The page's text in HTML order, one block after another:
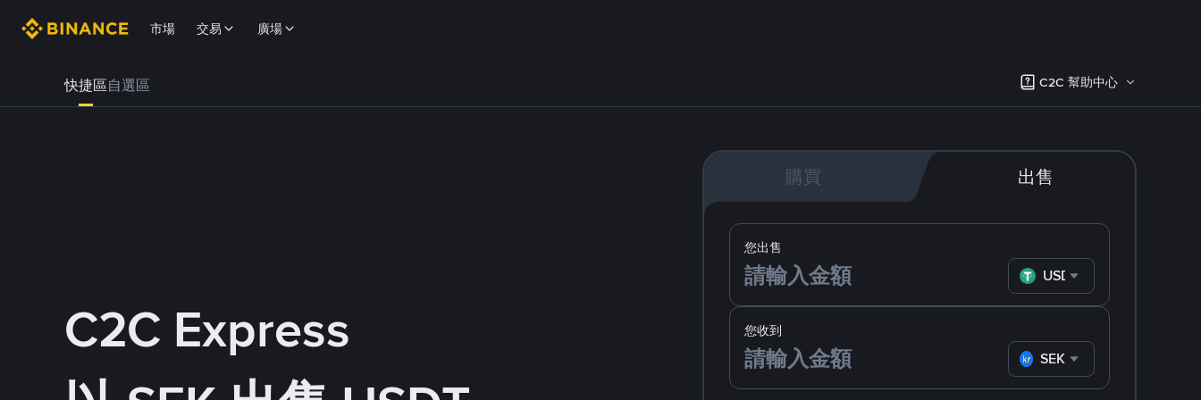
市場 交易 廣場
快捷區自選區 C2C 幫助中心
C2C Express
購買 出售
您收到
SEK
您出售
USDT